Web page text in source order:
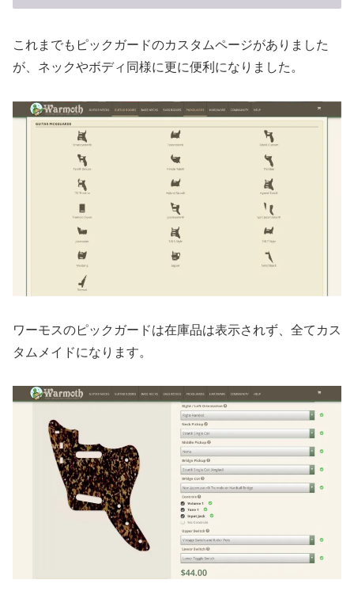
これまでもピックガードのカスタムページがありました
が、ネックやボディ同様に更に便利になりました。
ワーモスのピックガードは在庫品は表示されず、全てカス
タムメイドになります。